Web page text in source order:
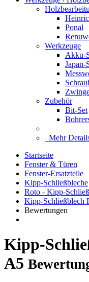
Ponal
Werkzeuge
Akku-
Japan-
Zubehör
Bit-Set
Mehr
Startseite
Fenster & Türen
Fenster-Ersatzteile
Kipp-Schließbleche
Roto - Kipp-
Kipp-Schließblech
Bewertungen
Kipp-
A5